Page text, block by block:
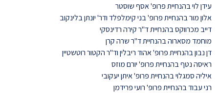
עידן לוי בהנחיית פרופ' אסף שוסטר
אלון מור בהנחיית פרופ' בני קימלפלד ודר' יונתן בלינקוב
דייב מכרווקס בהנחיית ד"ר קירה רדינסקי
מוחמד מסארוה בהנחיית ד"ר שרה קרן
דן נבון בהנחיית פרופ' אהוד ריבלין וד"ר הקטור רוטשטיין
ראיסה נטף בהנחיית פרופ' יורם מוזס
איליה סמגלוי בהנחיית פרופ' איתן יעקובי
רני עבוד בהנחיית פרופ' רועי פרידמן